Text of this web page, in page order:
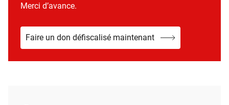
Merci d’avance.
Faire un don défiscalisé maintenant